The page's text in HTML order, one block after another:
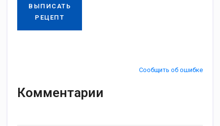
ВЫПИСАТЬ
РЕЦЕПТ
Сообщить об ошибке
Комментарии